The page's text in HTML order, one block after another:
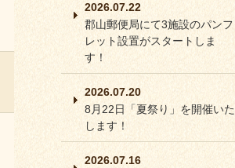
2026.07.22
郡山郵便局にて3施設のパンフ
レット設置がスタートしま
す！
2026.07.20
8月22日「夏祭り」を開催いた
します！
2026.07.16